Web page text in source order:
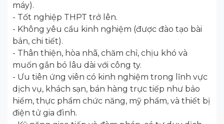
máy).
- Tốt nghiệp THPT trở lên.
- Không yêu cầu kinh nghiệm (được đào tạo bài
bản, chi tiết).
- Thân thiện, hòa nhã, chăm chỉ, chịu khó và
muốn gắn bó lâu dài với công ty.
- Ưu tiên ứng viên có kinh nghiệm trong lĩnh vực
dịch vụ, khách sạn, bán hàng trực tiếp như bảo
hiểm, thực phẩm chức năng, mỹ phẩm, và thiết bị
điện tử gia đình.